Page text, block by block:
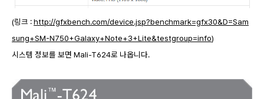
(링크 :http://gfxbench.com/device.jsp?benchmark=gfx30&D=Sam
sung+SM-N750+Galaxy+Note+3+Lite&testgroup=info)
시스템 정보를 보면 Mali-T624로 나옵니다.